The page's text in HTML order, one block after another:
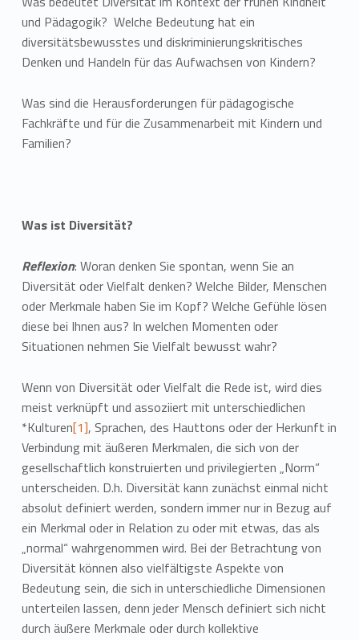
und Pädagogik? Welche Bedeutung hat ein
diversitätsbewusstes und diskriminierungskritisches
Denken und Handeln für das Aufwachsen von Kindern?
Was sind die Herausforderungen für pädagogische
Fachkräfte und für die Zusammenarbeit mit Kindern und
Familien?
Was ist Diversität?
Reflexion: Woran denken Sie spontan, wenn Sie an
Diversität oder Vielfalt denken? Welche Bilder, Menschen
oder Merkmale haben Sie im Kopf? Welche Gefühle lösen
diese bei Ihnen aus? In welchen Momenten oder
Situationen nehmen Sie Vielfalt bewusst wahr?
Wenn von Diversität oder Vielfalt die Rede ist, wird dies
meist verknüpft und assoziiert mit unterschiedlichen
*Kulturen[1], Sprachen, des Hauttons oder der Herkunft in
Verbindung mit äußeren Merkmalen, die sich von der
gesellschaftlich konstruierten und privilegierten „Norm“
unterscheiden. D.h. Diversität kann zunächst einmal nicht
absolut definiert werden, sondern immer nur in Bezug auf
ein Merkmal oder in Relation zu oder mit etwas, das als
„normal“ wahrgenommen wird. Bei der Betrachtung von
Diversität können also vielfältigste Aspekte von
Bedeutung sein, die sich in unterschiedliche Dimensionen
unterteilen lassen, denn jeder Mensch definiert sich nicht
durch äußere Merkmale oder durch kollektive